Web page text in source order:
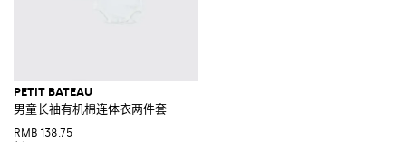
PETIT BATEAU
男童长袖有机棉连体衣两件套
RMB 138.75